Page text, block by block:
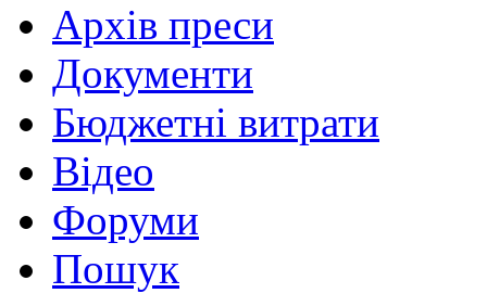
Архів преси
Документи
Бюджетні витрати
Відео
Форуми
Пошук